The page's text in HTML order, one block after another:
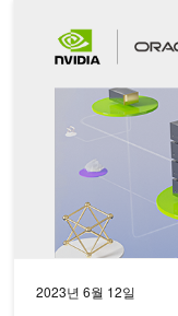
2023년 6월 12일